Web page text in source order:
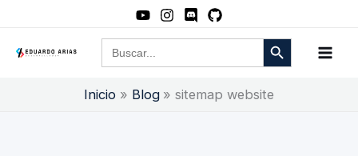
contenido
Buscar: Botón de búsqueda
Inicio Blog sitemap website